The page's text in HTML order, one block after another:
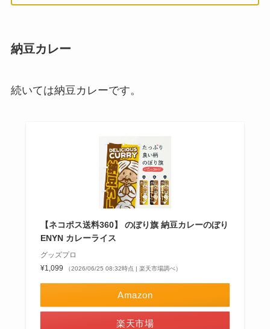
納豆カレー
続いては納豆カレーです。
【ネコポス送料360】 のぼり旗 納豆カレーのぼり
ENYN カレーライス
グッズプロ
¥1,099
（2026/06/25 08:32時点 | 楽天市場調べ）
Amazon
楽天市場